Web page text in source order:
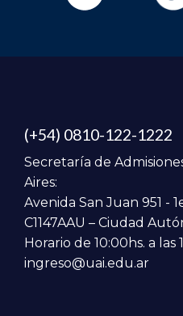
(+54) 0810-122-1222
Secretaría de
Aires:
Avenida San Juan 951 -
C1147AAU – Ciudad
Horario de 10:00hs. a las
ingreso@uai.edu.ar